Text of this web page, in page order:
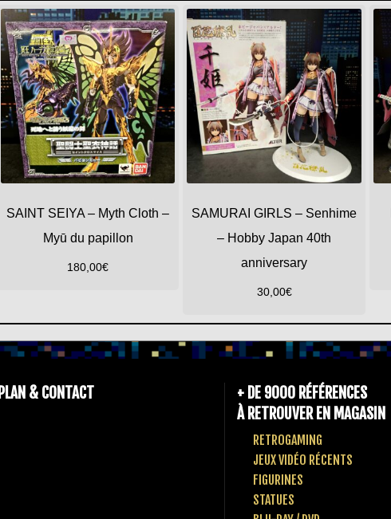
Ichiban
Kuji
D
SAINT SEIYA – Myth Cloth –
Myū du papillon
180,00€
SAMURAI GIRLS – Senhime
– Hobby Japan 40th
anniversary
30,00€
PLAN & CONTACT
+ DE 9000 RÉFÉRENCES
À RETROUVER EN MAGASIN
RETROGAMING
JEUX VIDÉO RÉCENTS
FIGURINES
STATUES